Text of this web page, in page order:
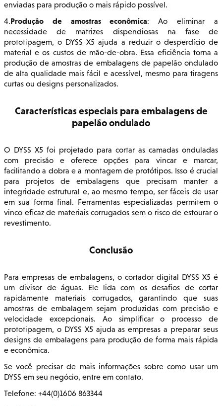
enviadas para produção o mais rápido possível.
4.Produção de amostras econômica: Ao eliminar a
necessidade de matrizes dispendiosas na fase de
prototipagem, o DYSS X5 ajuda a reduzir o desperdício de
material e os custos de mão-de-obra. Essa eficiência torna a
produção de amostras de embalagens de papelão ondulado
de alta qualidade mais fácil e acessível, mesmo para tiragens
curtas ou designs personalizados.
Características especiais para embalagens de
papelão ondulado
O DYSS X5 foi projetado para cortar as camadas onduladas
com precisão e oferece opções para vincar e marcar,
facilitando a dobra e a montagem de protótipos. Isso é crucial
para projetos de embalagens que precisam manter a
integridade estrutural e, ao mesmo tempo, ser fáceis de usar
em sua forma final. Ferramentas especializadas permitem o
vinco eficaz de materiais corrugados sem o risco de estourar o
revestimento.
Conclusão
Para empresas de embalagens, o cortador digital DYSS X5 é
um divisor de águas. Ele lida com os desafios de cortar
rapidamente materiais corrugados, garantindo que suas
amostras de embalagem sejam produzidas com precisão e
velocidade excepcionais. Ao simplificar o processo de
prototipagem, o DYSS X5 ajuda as empresas a preparar seus
designs de embalagens para produção de forma mais rápida
e econômica.
Se você precisar de mais informações sobre como usar um
DYSS em seu negócio, entre em contato.
Telefone: +44(0)1606 863344